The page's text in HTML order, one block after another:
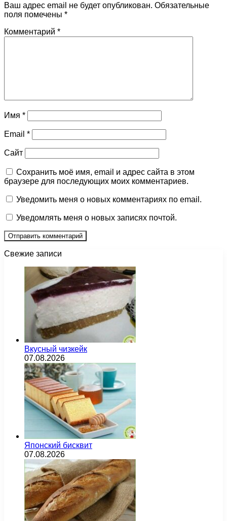
Ваш адрес email не будет опубликован. Обязательные
поля помечены *
Комментарий *
Имя *
Email *
Сайт
Сохранить моё имя, email и адрес сайта в этом
браузере для последующих моих комментариев.
Уведомить меня о новых комментариях по email.
Уведомлять меня о новых записях почтой.
Свежие записи
Вкусный чизкейк
07.08.2026
Японский бисквит
07.08.2026